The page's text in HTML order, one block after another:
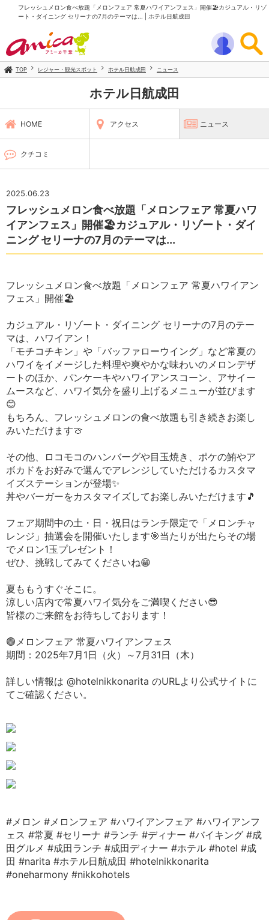
フレッシュメロン食べ放題「メロンフェア 常夏ハワイアンフェス」開催🏖カジュアル・リゾ
ート・ダイニング セリーナの7月のテーマは... | ホテル日航成田
TOP レジャー・観光スポット ホテル日航成田 ニュース
ホテル日航成田
HOME アクセス ニュース
クチコミ
2025.06.23
フレッシュメロン食べ放題「メロンフェア 常夏ハワ
イアンフェス」開催🏖カジュアル・リゾート・ダイ
ニング セリーナの7月のテーマは...
フレッシュメロン食べ放題「メロンフェア 常夏ハワイアン
フェス」開催🏖
カジュアル・リゾート・ダイニング セリーナの7月のテー
マは、ハワイアン！
「モチコチキン」や「バッファローウイング」など常夏の
ハワイをイメージした料理や爽やかな味わいのメロンデザ
ートのほか、パンケーキやハワイアンスコーン、アサイー
ムースなど、ハワイ気分を盛り上げるメニューが並びます
😊
もちろん、フレッシュメロンの食べ放題も引き続きお楽し
みいただけます🍈
その他、ロコモコのハンバーグや目玉焼き、ポケの鮪やア
ボカドをお好みで選んでアレンジしていただけるカスタマ
イズステーションが登場✨
丼やバーガーをカスタマイズしてお楽しみいただけます🎵
フェア期間中の土・日・祝日はランチ限定で「メロンチャ
レンジ」抽選会を開催いたします🎯当たりが出たらその場
でメロン1玉プレゼント！
ぜひ、挑戦してみてくださいね😁
夏ももうすぐそこに。
涼しい店内で常夏ハワイ気分をご満喫ください😎
皆様のご来館をお待ちしております！
🟢メロンフェア 常夏ハワイアンフェス
期間：2025年7月1日（火）～7月31日（木）
詳しい情報は @hotelnikkonarita のURLより公式サイトに
てご確認ください。
#メロン #メロンフェア #ハワイアンフェア #ハワイアンフ
ェス #常夏 #セリーナ #ランチ #ディナー #バイキング #成
田グルメ #成田ランチ #成田ディナー #ホテル #hotel #成
田 #narita #ホテル日航成田 #hotelnikkonarita
#oneharmony #nikkohotels